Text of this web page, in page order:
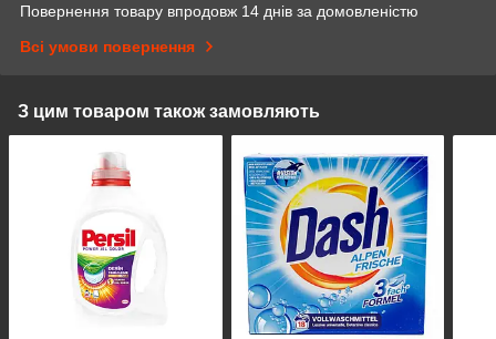
Повернення товару впродовж 14 днів за домовленістю
Всі умови повернення
З цим товаром також замовляють